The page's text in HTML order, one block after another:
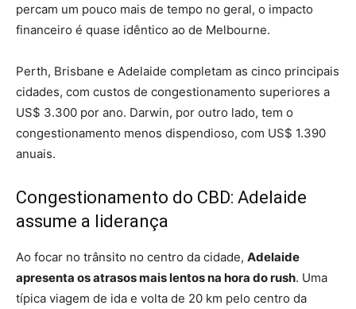
percam um pouco mais de tempo no geral, o impacto
financeiro é quase idêntico ao de Melbourne.
Perth, Brisbane e Adelaide completam as cinco principais
cidades, com custos de congestionamento superiores a
US$ 3.300 por ano. Darwin, por outro lado, tem o
congestionamento menos dispendioso, com US$ 1.390
anuais.
Congestionamento do CBD: Adelaide
assume a liderança
Ao focar no trânsito no centro da cidade, Adelaide
apresenta os atrasos mais lentos na hora do rush. Uma
típica viagem de ida e volta de 20 km pelo centro da